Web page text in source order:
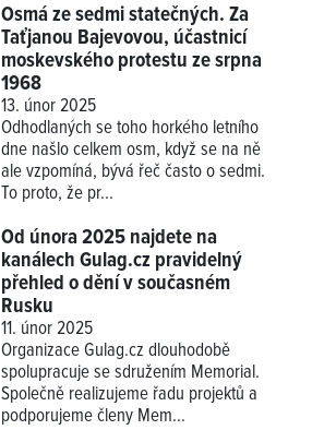
Osmá ze sedmi statečných. Za
Taťjanou Bajevovou, účastnicí
moskevského protestu ze srpna
1968
13. únor 2025
Odhodlaných se toho horkého letního
dne našlo celkem osm, když se na ně
ale vzpomíná, bývá řeč často o sedmi.
To proto, že pr...
Od února 2025 najdete na
kanálech Gulag.cz pravidelný
přehled o dění v současném
Rusku
11. únor 2025
Organizace Gulag.cz dlouhodobě
spolupracuje se sdružením Memorial.
Společně realizujeme řadu projektů a
podporujeme členy Mem...